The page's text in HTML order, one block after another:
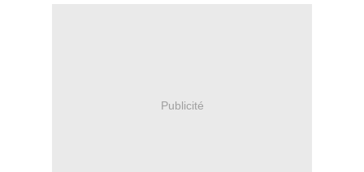
Publicité